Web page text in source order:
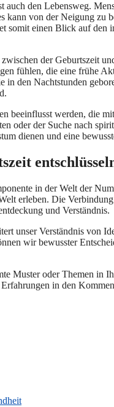
den Lebensweg.
kann von der Neigung zu
somit einen Blick auf den
der Geburtszeit
fühlen, die eine frühe
in den Nachtstunden
beeinflusst werden, die
oder der Suche nach
dienen und eine
in der Welt der
erleben. Die
und Verständnis.
unser Verständnis von
wir bewusster
Muster oder Themen in
in den